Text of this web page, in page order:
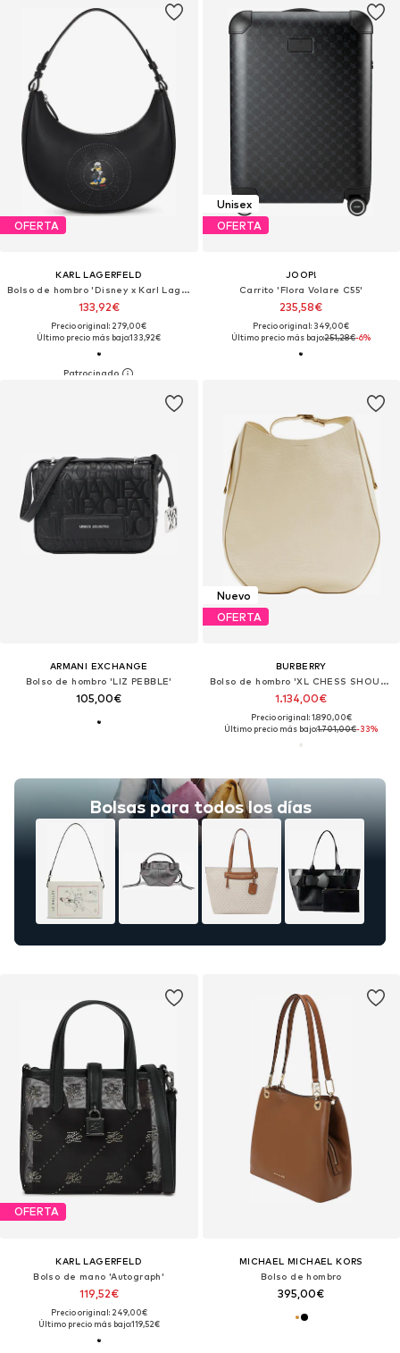
OFERTA
KARL LAGERFELD
Bolso de hombro 'Disney x Karl Lagerfeld'
133,92€
Precio original: 279,00€
Último precio más bajo:133,92€
Unisex
OFERTA
JOOP!
Carrito 'Flora Volare C55'
235,58€
Precio original: 349,00€
Último precio más bajo:251,28€-6%
ARMANI EXCHANGE
Bolso de hombro 'LIZ PEBBLE'
105,00€
Bolsas para todos los días
Nuevo
OFERTA
BURBERRY
Bolso de hombro 'XL CHESS SHOULDER 42x12x46cm'
1.134,00€
Precio original: 1.890,00€
Último precio más bajo:1.701,00€-33%
OFERTA
KARL LAGERFELD
Bolso de mano 'Autograph'
119,52€
Precio original: 249,00€
Último precio más bajo:119,52€
MICHAEL MICHAEL KORS
Bolso de hombro
395,00€